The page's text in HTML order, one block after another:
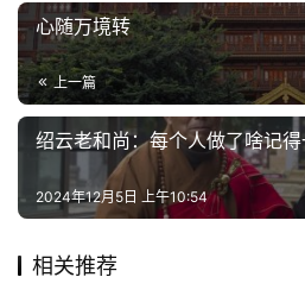
益
慈
善
佛
人
物
登录 注
心随万境转
上一篇
绍云老和尚：每个人做了啥记
2024年12月5日 上午10:54
相关推荐